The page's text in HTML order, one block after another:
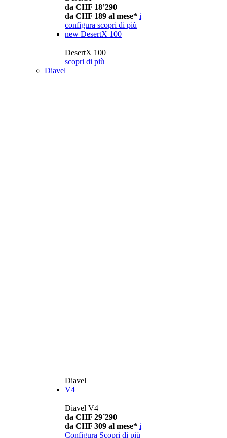
da CHF 18’290
da CHF 189 al mese* i
configura scopri di più
new DesertX 100
DesertX 100
scopri di più
Diavel
Diavel
V4
Diavel V4
da CHF 29´290
da CHF 309 al mese* i
Configura Scopri di più